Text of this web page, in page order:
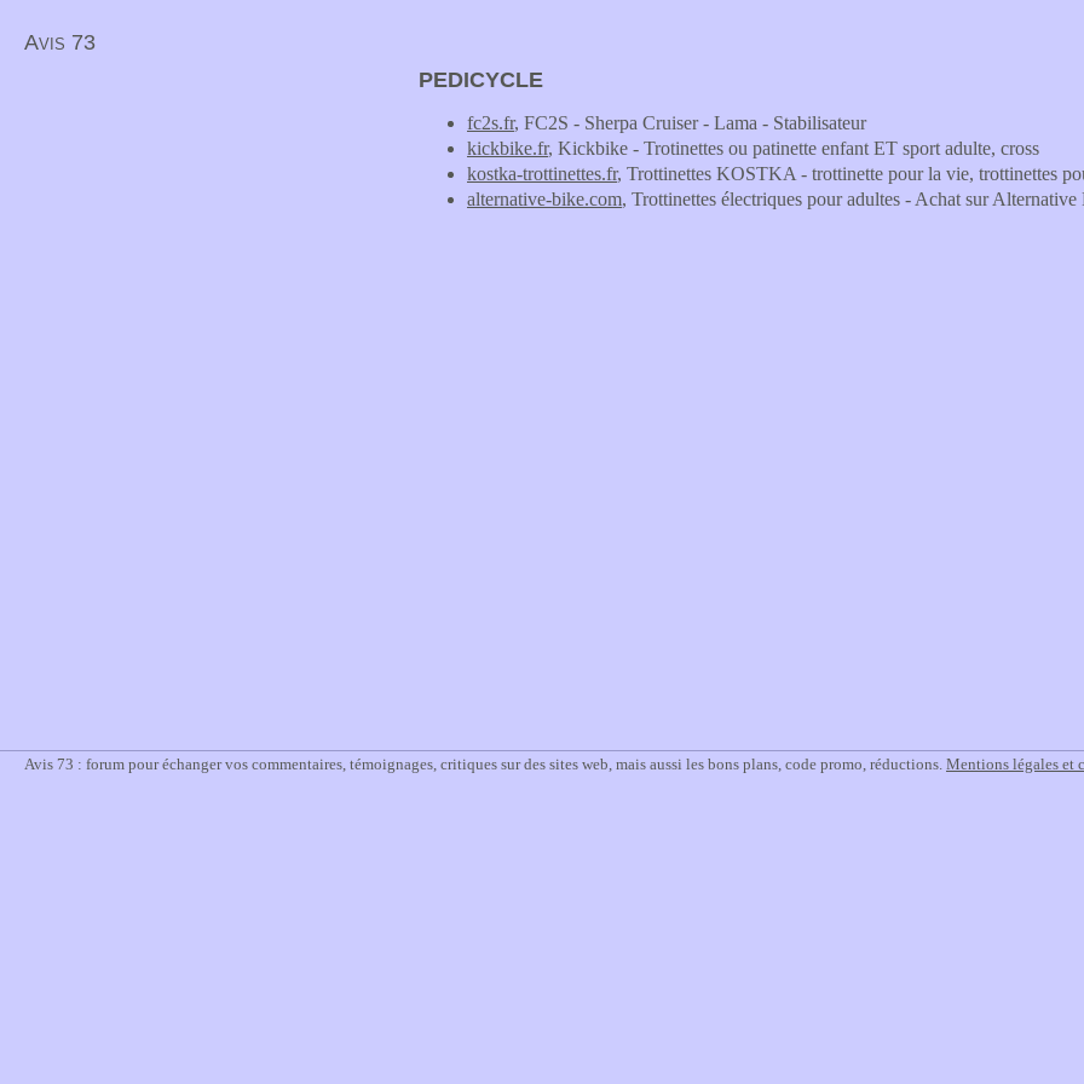
Avis 73
PEDICYCLE
fc2s.fr, FC2S - Sherpa Cruiser - Lama - Stabilisateur
kickbike.fr, Kickbike - Trotinettes ou patinette enfant ET sport adulte, cross
kostka-trottinettes.fr, Trottinettes KOSTKA - trottinette pour la vie, trottinettes
alternative-bike.com, Trottinettes électriques pour adultes - Achat sur
Avis 73 : forum pour échanger vos commentaires, témoignages, critiques sur des sites web, mais aussi les bons plans, code promo, réductions. Mentions légales et